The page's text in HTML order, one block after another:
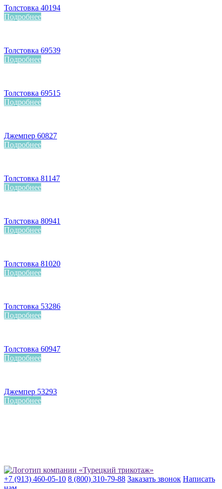
Толстовка 40194
Подробнее
Толстовка 69539
Подробнее
Толстовка 69515
Подробнее
Джемпер 60827
Подробнее
Толстовка 81147
Подробнее
Толстовка 80941
Подробнее
Толстовка 81020
Подробнее
Толстовка 53286
Подробнее
Толстовка 60947
Подробнее
Джемпер 53293
Подробнее
+7 (913) 460-05-10 8 (800) 310-79-88 Заказать звонок Написать